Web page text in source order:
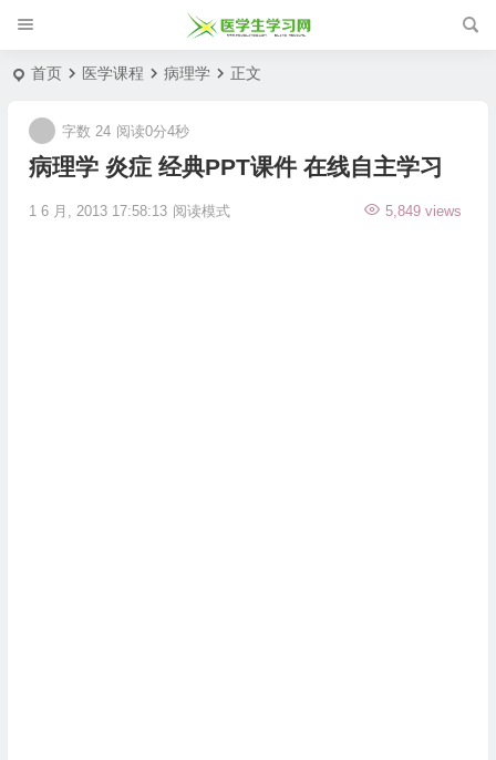
首页 医学课程 病理学 正文
病理学 炎症 经典PPT课件 在线自主学习
1 6 月, 2013 17:58:13 5,849 views
字数 24 阅读0分4秒
阅读模式